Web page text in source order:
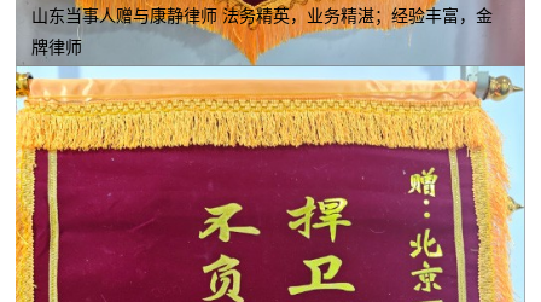
山东当事人赠与康静律师 法务精英，业务精湛；经验丰富，金
牌律师